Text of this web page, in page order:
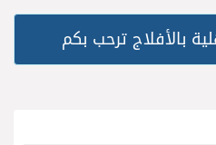
بالأفلاج ترحب بكم